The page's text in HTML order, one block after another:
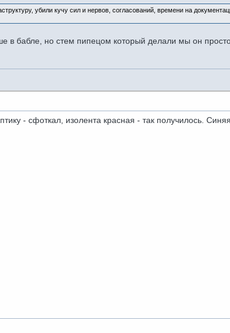
убили кучу сил и нервов, согласований, времени на
в бабле, но стем пипецом который делали мы он
- сфоткал, изолента красная - так получилось.